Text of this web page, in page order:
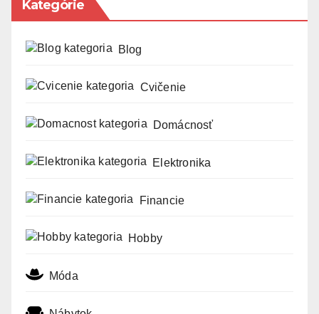
Kategórie
Blog
Cvičenie
Domácnosť
Elektronika
Financie
Hobby
Móda